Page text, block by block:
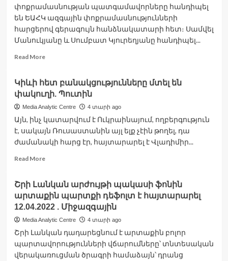
Արցախ
մուտքը
չթույլատրելու
փաստով
12.04.2022
փոքրամասնության պատգամավորները հանդիպել
են ԵԱՀԿ ազգային փոքրամասնությունների
հարցերով գերագույն հանձնակատարի հետ։ Սամվել
Մանուկյանը և Սումբատ Կյուրեղյանը հանդիպել...
Read MoreRead
Վրացական
երազանքի
Ջավախքի
հանդիպել
են
ազգային
գծով
ներկայացուցչի
հետ
Կիևի հետ բանակցությունները մտել են
փակուղի. Պուտին
Media Analytic Centre 4 տարի ago
Այն, ինչ կատարվում է Ուկրաինայում, ողբերգություն
է, սակայն Ռուսաստանին այլ ելք չէին թողել, դա
ժամանակի հարց էր, հայտարարել է Վլադիմիր...
Read MoreRead
Կիևի
հետ
բանակցությունները
են
փակուղի.
Պուտին
Շրի Լանկան արժույթի պակասի ֆոնին
արտաքին պարտքի դեֆոլտ է հայտարարել
12.04.2022 . Միջազգային
Media Analytic Centre 4 տարի ago
Շրի Լանկան դադարեցնում է արտաքին բոլոր
պարտավորությունների վճարումները՝ տնտեսական
վերակառուցման ծրագրի համաձայն՝ դրանց